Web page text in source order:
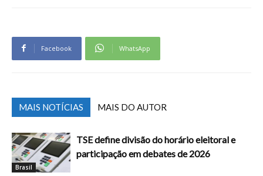
Facebook WhatsApp
MAIS NOTÍCIAS MAIS DO AUTOR
Brasil
TSE define divisão do horário eleitoral e
participação em debates de 2026